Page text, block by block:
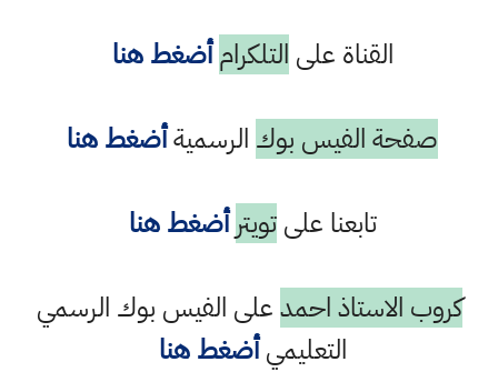
القناة على التلكرام أضغط هنا
صفحة الفيس بوك الرسميةأضغط هنا
تابعنا علىتويتر أضغط هنا
كروب الاستاذ احمدعلى الفيس بوك الرسمي
التعليميأضغط هنا